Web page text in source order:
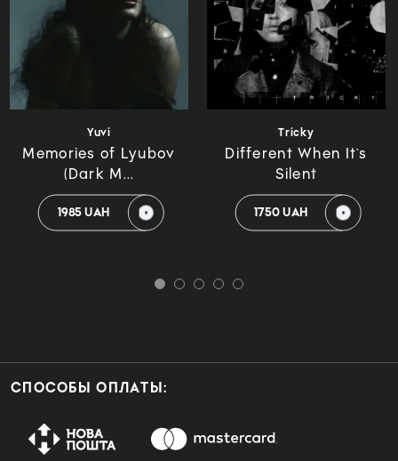
Yuvi
Memories of Lyubov
(Dark M...
1985 UAH
Tricky
Different When It`s
Silent
1750 UAH
СПОСОБЫ ОПЛАТЫ: